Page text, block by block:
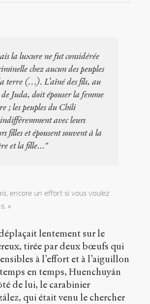
la luxure ne fut considérée
chez aucun des peuples
la terre (…). L’aîné des fils, au
Juda, doit épouser la femme
; les peuples du Chili
avec leurs
filles et épousent souvent à la
et la fille..."
encore un effort si vous voulez
»
lentement sur le
tirée par deux bœufs qui
à l’effort et à l’aiguillon
en temps, Huenchuyán
de lui, le carabinier
qui était venu le chercher